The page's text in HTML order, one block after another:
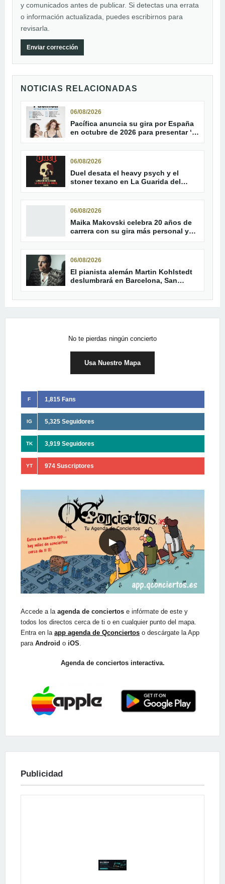
y comunicados antes de publicar. Si detectas una errata
o información actualizada, puedes escribirnos para
revisarla.
Enviar corrección
NOTICIAS RELACIONADAS
06/08/2026
Pacífica anuncia su gira por España
en octubre de 2026 para presentar ‘In
06/08/2026
Duel desata el heavy psych y el
stoner texano en La Guarida del
06/08/2026
Maika Makovski celebra 20 años de
carrera con su gira más personal y
06/08/2026
El pianista alemán Martin Kohlstedt
deslumbrará en Barcelona, San
No te pierdas ningún concierto
Usa Nuestro Mapa
F 1,815 Fans
IG 5,325 Seguidores
TK 3,919 Seguidores
YT 974 Suscriptores
▶
Accede a la agenda de conciertos e infórmate de este y
todos los directos cerca de ti o en cualquier punto del mapa.
Entra en la app agenda de Qconciertos o descárgate la App
para Android o iOS.
Agenda de conciertos interactiva.
Publicidad
Publicidad